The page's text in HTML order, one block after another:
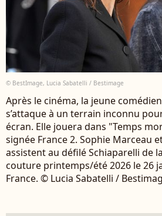
© BestImage, Lucia Sabatelli / Bestimage
Après le cinéma, la jeune
s’attaque à un terrain inconnu
écran. Elle jouera dans "Temps
signée France 2. Sophie Marceau
assistent au défilé Schiaparelli de
couture printemps/été 2026 le 26
France. © Lucia Sabatelli /